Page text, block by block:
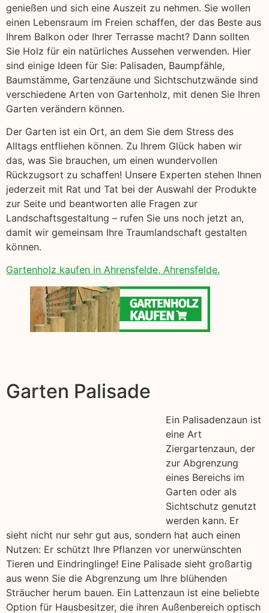
genießen und sich eine Auszeit zu nehmen. Sie wollen
einen Lebensraum im Freien schaffen, der das Beste aus
Ihrem Balkon oder Ihrer Terrasse macht? Dann sollten
Sie Holz für ein natürliches Aussehen verwenden. Hier
sind einige Ideen für Sie: Palisaden, Baumpfähle,
Baumstämme, Gartenzäune und Sichtschutzwände sind
verschiedene Arten von Gartenholz, mit denen Sie Ihren
Garten verändern können.
Der Garten ist ein Ort, an dem Sie dem Stress des
Alltags entfliehen können. Zu Ihrem Glück haben wir
das, was Sie brauchen, um einen wundervollen
Rückzugsort zu schaffen! Unsere Experten stehen Ihnen
jederzeit mit Rat und Tat bei der Auswahl der Produkte
zur Seite und beantworten alle Fragen zur
Landschaftsgestaltung – rufen Sie uns noch jetzt an,
damit wir gemeinsam Ihre Traumlandschaft gestalten
können.
Gartenholz kaufen in Ahrensfelde, Ahrensfelde.
Garten Palisade
Ein Palisadenzaun ist
eine Art
Ziergartenzaun, der
zur Abgrenzung
eines Bereichs im
Garten oder als
Sichtschutz genutzt
werden kann. Er
sieht nicht nur sehr gut aus, sondern hat auch einen
Nutzen: Er schützt Ihre Pflanzen vor unerwünschten
Tieren und Eindringlinge! Eine Palisade sieht großartig
aus wenn Sie die Abgrenzung um Ihre blühenden
Sträucher herum bauen. Ein Lattenzaun ist eine beliebte
Option für Hausbesitzer, die ihren Außenbereich optisch